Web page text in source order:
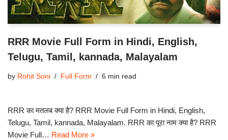
RRR Movie Full Form in Hindi, English,
Telugu, Tamil, kannada, Malayalam
by Rohit Soni Full Form 6 min read
RRR का मतलब क्या है? RRR Movie Full Form in Hindi, English,
Telugu, Tamil, kannada, Malayalam. RRR का पूरा नाम क्या है? RRR
Movie Full… Read More »